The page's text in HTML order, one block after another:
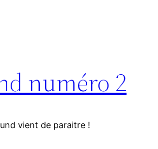
numéro 2
vient de paraitre !